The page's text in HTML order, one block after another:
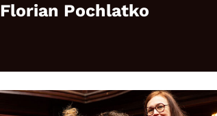
Florian Pochlatko